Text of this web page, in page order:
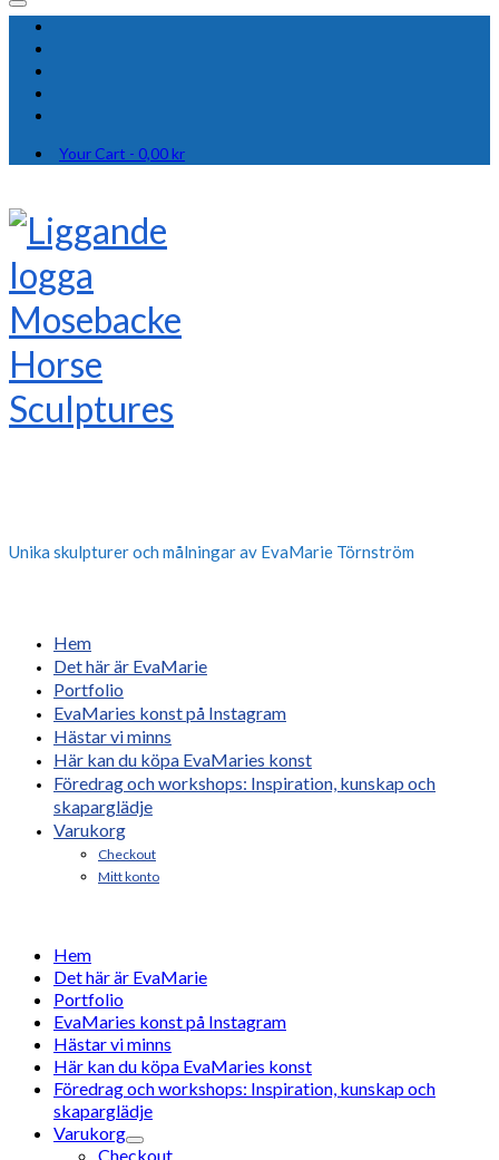
Your Cart - 0,00kr
Unika skulpturer och målningar av EvaMarie Törnström
Hem
Det här är EvaMarie
Portfolio
EvaMaries konst på Instagram
Hästar vi minns
Här kan du köpa EvaMaries konst
Föredrag och workshops: Inspiration, kunskap och
skaparglädje
Varukorg
Checkout
Mitt konto
Hem
Det här är EvaMarie
Portfolio
EvaMaries konst på Instagram
Hästar vi minns
Här kan du köpa EvaMaries konst
Föredrag och workshops: Inspiration, kunskap och
skaparglädje
Varukorg
Checkout